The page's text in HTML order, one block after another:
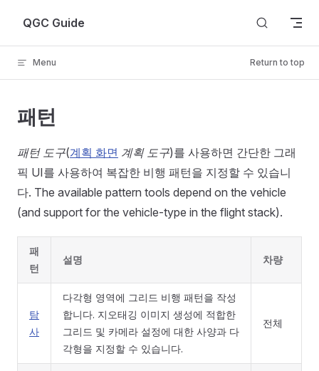
Skip to content
QGC Guide
Menu Return to top
패턴
패턴 도구(계획 화면 계획 도구)를 사용하면 간단한 그래
픽 UI를 사용하여 복잡한 비행 패턴을 지정할 수 있습니
다. The available pattern tools depend on the vehicle
(and support for the vehicle-type in the flight stack).
패
턴
설명 차량
탐
사
다각형 영역에 그리드 비행 패턴을 작성
합니다. 지오태깅 이미지 생성에 적합한
그리드 및 카메라 설정에 대한 사양과 다
각형을 지정할 수 있습니다.
전체